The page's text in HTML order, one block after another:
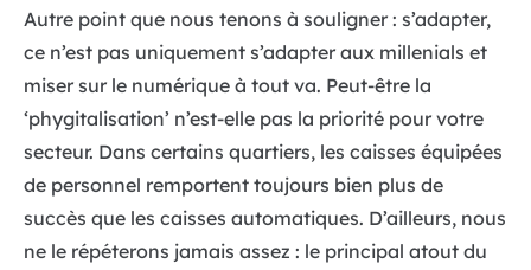
Autre point que nous tenons à souligner : s’adapter,
ce n’est pas uniquement s’adapter aux millenials et
miser sur le numérique à tout va. Peut-être la
‘phygitalisation’ n’est-elle pas la priorité pour votre
secteur. Dans certains quartiers, les caisses équipées
de personnel remportent toujours bien plus de
succès que les caisses automatiques. D’ailleurs, nous
ne le répéterons jamais assez : le principal atout du